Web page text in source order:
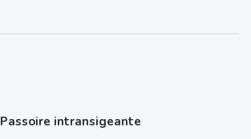
Passoire intransigeante